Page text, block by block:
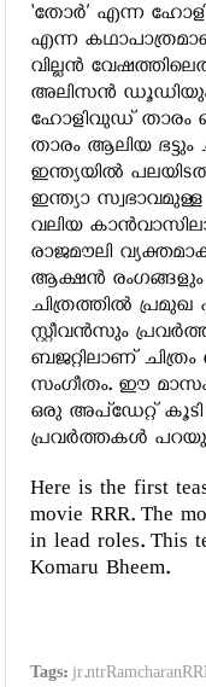
‘തോര്‍’ എന്ന
എന്ന
വില്ലന്‍
അലിസന്‍ ഡൂഡിയും
ഹോളിവുഡ് താരം
താരം ആലിയ
ഇന്ത്യയില്‍
ഇന്ത്യാ
വലിയ
രാജമൗലി
ആക്ഷന്‍ രംഗങ്ങളും
ചിത്രത്തില്‍
സ്റ്റീവന്‍സും
ബജറ്റിലാണ്
സംഗീതം. ഈ
ഒരു അപ്ഡേറ്റ്
പ്രവര്‍ത്തകള്‍
Here is the first
movie RRR. The
in lead roles. This
Komaru Bheem.
Tags: